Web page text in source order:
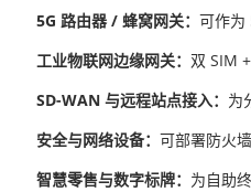
5G 路由器 / 蜂窝网关： 可作为
工业物联网边缘网关： 双 SIM
SD-WAN 与远程站点接入： 为
安全与网络设备： 可部署防火
智慧零售与数字标牌： 为自助